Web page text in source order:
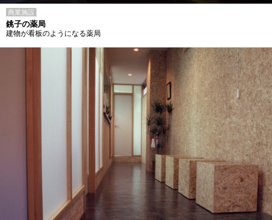
商業施設
銚子の薬局
建物が看板のようになる薬局